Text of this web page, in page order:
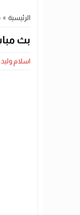
الرئيسية »
بث
اسلام وليد